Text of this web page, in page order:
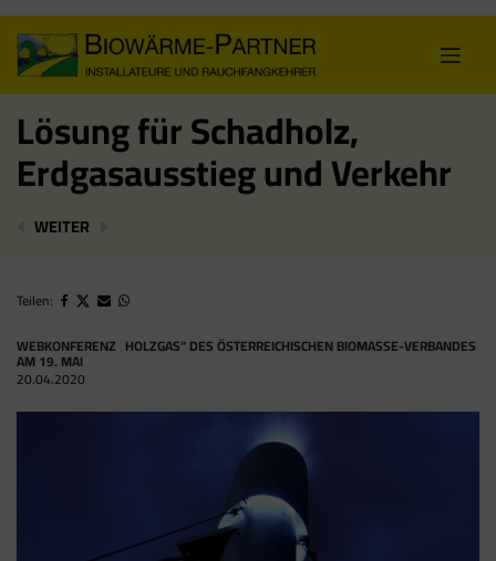
content
Lösung für Schadholz,
Erdgasausstieg und Verkehr
MIT BIOENERGIEPAKET AUS DER CORONA- UND
WEITER
Teilen:
WEBKONFERENZ „HOLZGAS“ DES ÖSTERREICHISCHEN BIOMASSE-VERBANDES
AM 19. MAI
20.04.2020